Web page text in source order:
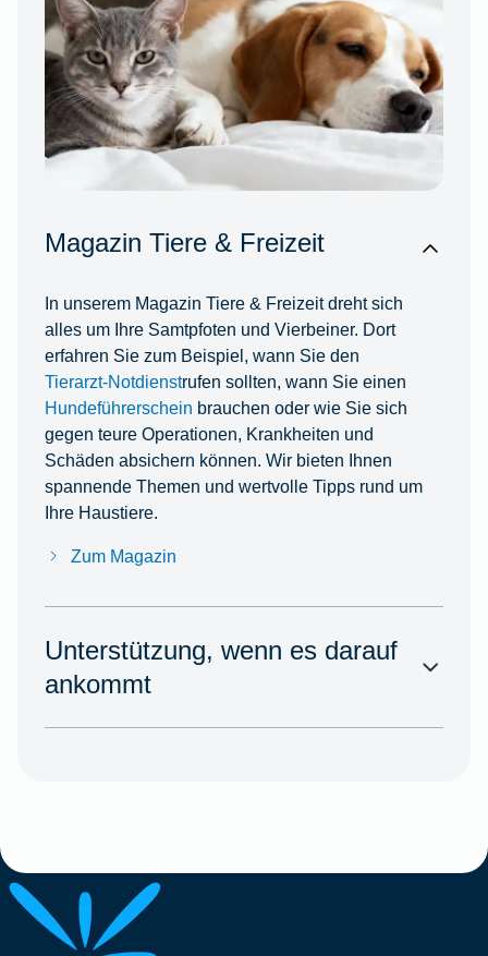
Magazin Tiere & Freizeit
In unserem Magazin Tiere & Freizeit dreht sich
alles um Ihre Samtpfoten und Vierbeiner. Dort
erfahren Sie zum Beispiel, wann Sie den
Tierarzt-Notdienstrufen sollten, wann Sie einen
Hundeführerschein brauchen oder wie Sie sich
gegen teure Operationen, Krankheiten und
Schäden absichern können. Wir bieten Ihnen
spannende Themen und wertvolle Tipps rund um
Ihre Haustiere.
Zum Magazin
Unterstützung, wenn es darauf
ankommt